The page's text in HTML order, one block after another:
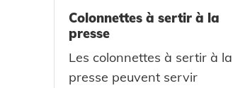
Colonnettes à sertir à la
presse
Les colonnettes à sertir à la
presse peuvent servir